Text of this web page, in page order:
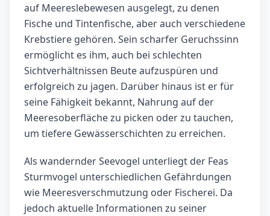
auf Meereslebewesen ausgelegt, zu denen
Fische und Tintenfische, aber auch verschiedene
Krebstiere gehören. Sein scharfer Geruchssinn
ermöglicht es ihm, auch bei schlechten
Sichtverhältnissen Beute aufzuspüren und
erfolgreich zu jagen. Darüber hinaus ist er für
seine Fähigkeit bekannt, Nahrung auf der
Meeresoberfläche zu picken oder zu tauchen,
um tiefere Gewässerschichten zu erreichen.
Als wandernder Seevogel unterliegt der Feas
Sturmvogel unterschiedlichen Gefährdungen
wie Meeresverschmutzung oder Fischerei. Da
jedoch aktuelle Informationen zu seiner